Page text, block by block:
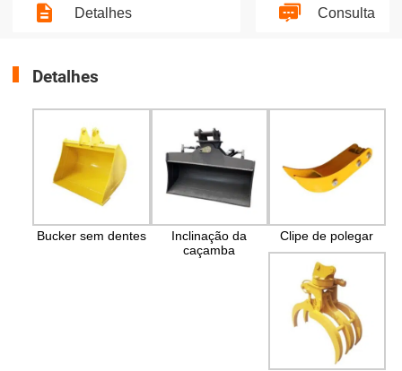
Detalhes Consulta
Detalhes
Bucker sem dentes
Inclinação da
caçamba
Clipe de polegar